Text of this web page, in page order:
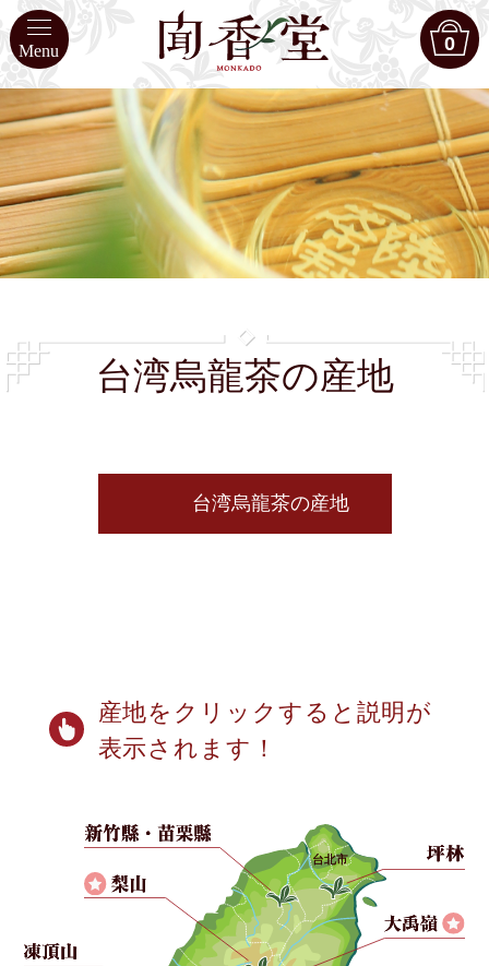
Menu 0
台湾烏龍茶の産地
台湾烏龍茶の産地
産地をクリックすると説明が
表示されます！